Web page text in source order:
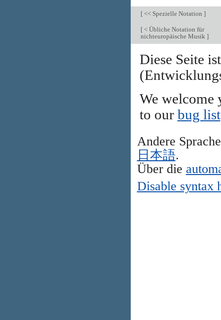
[<< Spezielle Notation ]
[< Übliche Notation für
nichteuropäische Musik ]
Diese Seite
We welcome
to our bug list
Andere
日本語.
Über die
Disable syntax